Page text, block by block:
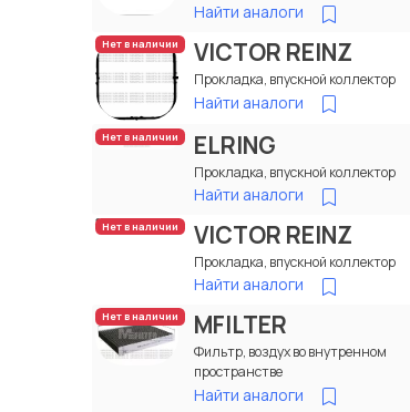
Найти аналоги
Нет в наличии VICTOR REINZ
Прокладка, впускной коллектор
Найти аналоги
Нет в наличии ELRING
Прокладка, впускной коллектор
Найти аналоги
Нет в наличии VICTOR REINZ
Прокладка, впускной коллектор
Найти аналоги
Нет в наличии MFILTER
Фильтр, воздух во внутренном
пространстве
Найти аналоги